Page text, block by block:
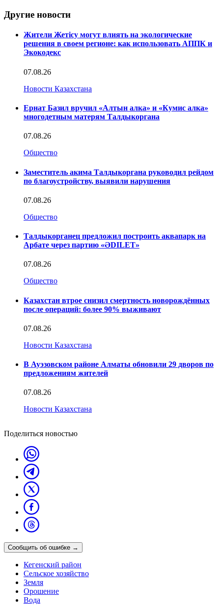
Другие новости
Жители Жетісу могут влиять на экологические
решения в своем регионе: как использовать АППК и
Экокодекс
07.08.26
Новости Казахстана
Ернат Базил вручил «Алтын алка» и «Кумис алка»
многодетным матерям Талдыкоргана
07.08.26
Общество
Заместитель акима Талдыкоргана руководил рейдом
по благоустройству, выявили нарушения
07.08.26
Общество
Талдыкорганец предложил построить аквапарк на
Арбате через партию «ӘDILET»
07.08.26
Общество
Казахстан втрое снизил смертность новорождённых
после операций: более 90% выживают
07.08.26
Новости Казахстана
В Ауэзовском районе Алматы обновили 29 дворов по
предложениям жителей
07.08.26
Новости Казахстана
Поделиться новостью
Сообщить об ошибке →
Кегенский район
Сельское хозяйство
Земля
Орошение
Вода